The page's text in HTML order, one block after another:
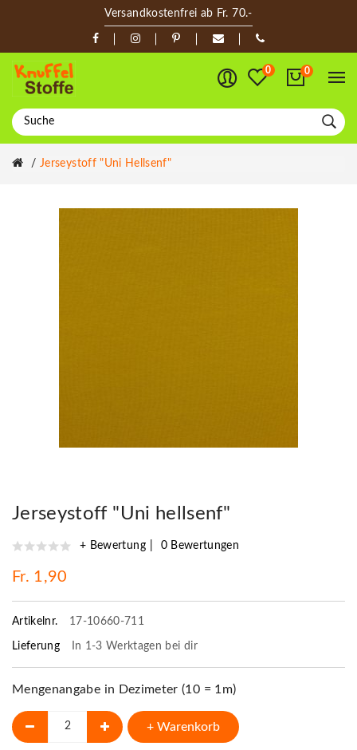
Versandkostenfrei ab Fr. 70.-
0 0
Jerseystoff "Uni Hellsenf"
Jerseystoff "Uni hellsenf"
+ Bewertung 0 Bewertungen
Fr. 1,90
Artikelnr. 17-10660-711
Lieferung In 1-3 Werktagen bei dir
Mengenangabe in Dezimeter (10 = 1m)
+ Warenkorb